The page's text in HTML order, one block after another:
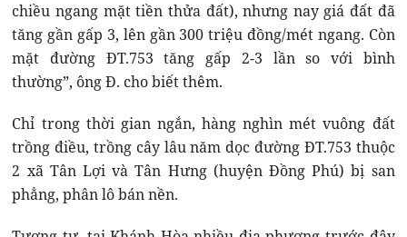
chiều ngang mặt tiền thửa đất), nhưng nay giá đất đã
tăng gần gấp 3, lên gần 300 triệu đồng/mét ngang. Còn
mặt đường ĐT.753 tăng gấp 2-3 lần so với bình
thường”, ông Đ. cho biết thêm.
Chỉ trong thời gian ngắn, hàng nghìn mét vuông đất
trồng điều, trồng cây lâu năm dọc đường ĐT.753 thuộc
2 xã Tân Lợi và Tân Hưng (huyện Đồng Phú) bị san
phẳng, phân lô bán nền.